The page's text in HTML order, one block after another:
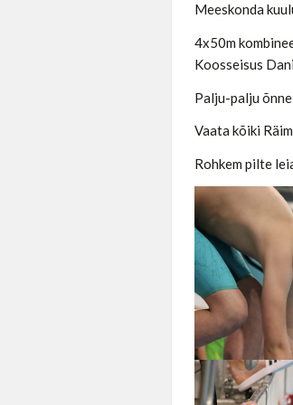
Meeskonda
4x50m
Koosseisus
Palju-palju
Vaata kõiki
Rohkem pilte